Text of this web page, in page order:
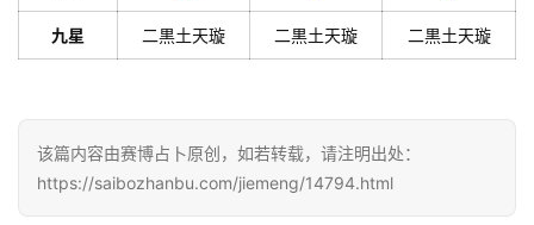
九星 二黒土天璇 二黒土天璇 二黒土天璇
该篇内容由赛博占卜原创，如若转载，请注明出处：
https://saibozhanbu.com/jiemeng/14794.html